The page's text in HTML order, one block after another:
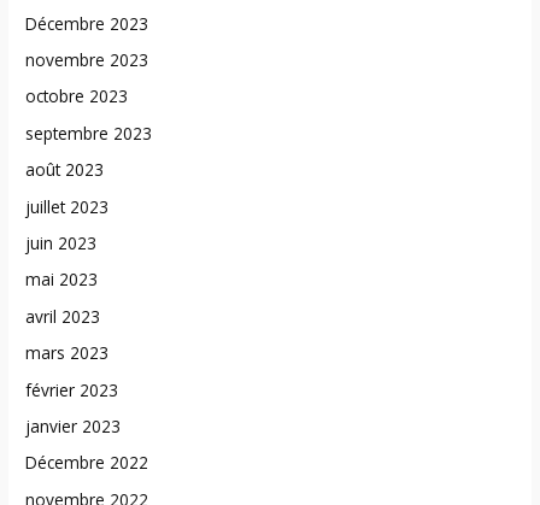
Décembre 2023
novembre 2023
octobre 2023
septembre 2023
août 2023
juillet 2023
juin 2023
mai 2023
avril 2023
mars 2023
février 2023
janvier 2023
Décembre 2022
novembre 2022